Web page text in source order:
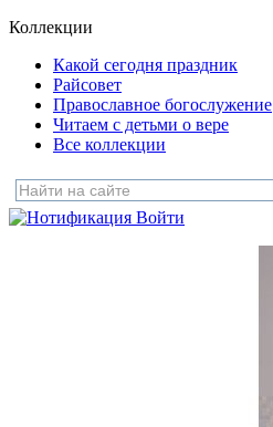
Коллекции
Какой сегодня праздник
Райсовет
Православное богослужение
Читаем с детьми о вере
Все коллекции
Войти